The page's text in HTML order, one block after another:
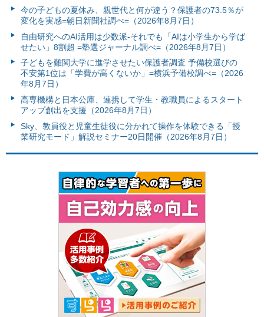
今の子どもの夏休み、親世代と何が違う？保護者の73.5％が
変化を実感=朝日新聞社調べ=（2026年8月7日）
自由研究へのAI活用は少数派-それでも「AIは小学生から学ば
せたい」8割超 =塾選ジャーナル調べ=（2026年8月7日）
子どもを難関大学に進学させたい保護者調査 予備校選びの
不安第1位は「学費が高くないか」=横浜予備校調べ=（2026
年8月7日）
高専機構と日本公庫、連携して学生・教職員によるスタート
アップ創出を支援（2026年8月7日）
Sky、教員役と児童生徒役に分かれて操作を体験できる「授
業研究モード」解説セミナー20日開催（2026年8月7日）